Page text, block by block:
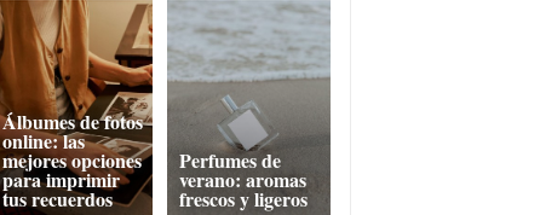
Álbumes de fotos
online: las
mejores opciones
para imprimir
tus recuerdos
Perfumes de
verano: aromas
frescos y ligeros